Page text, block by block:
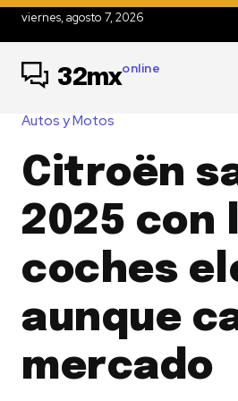
viernes, agosto 7, 2026
32mxonline
Autos y Motos
Citroën
2025 con
coches
aunque
mercado